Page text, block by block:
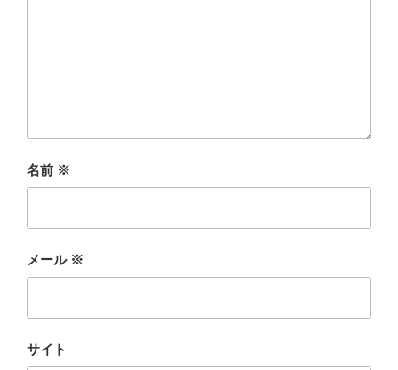
名前 ※
メール ※
サイト